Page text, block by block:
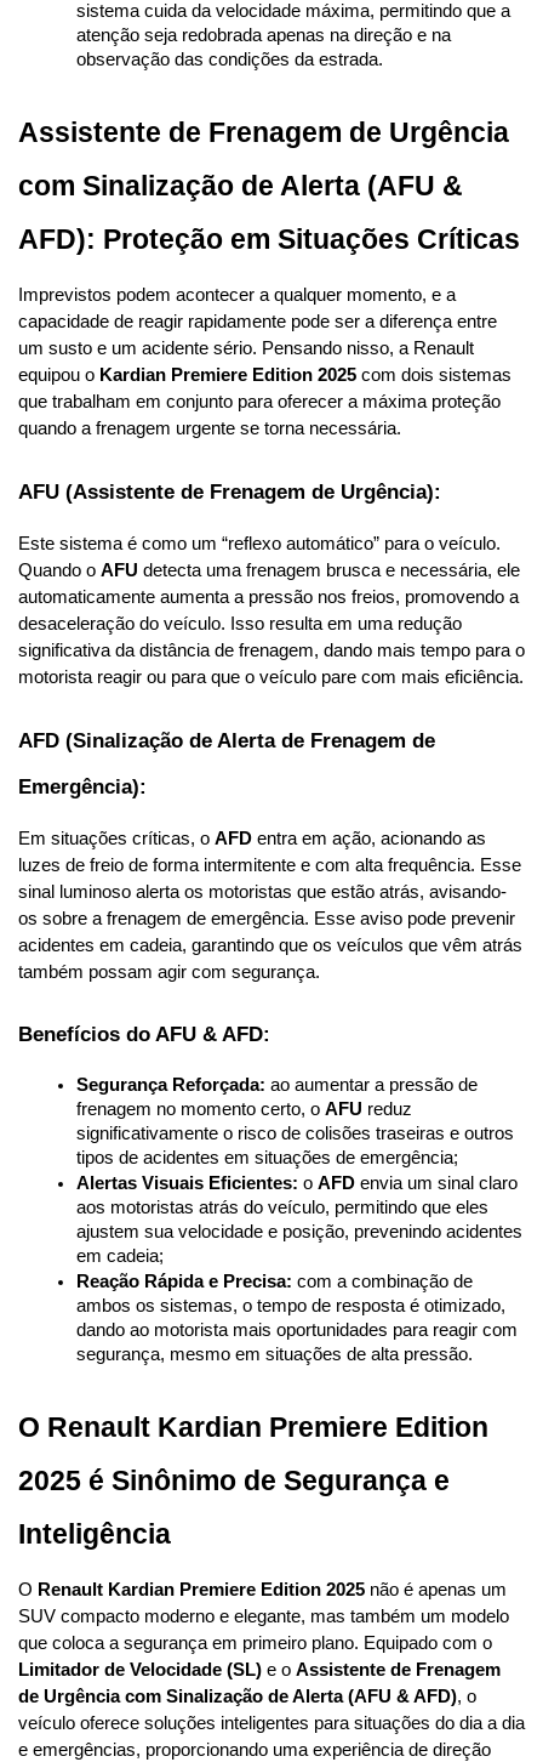
sistema cuida da velocidade máxima, permitindo que a
atenção seja redobrada apenas na direção e na
observação das condições da estrada.
Assistente de Frenagem de Urgência
com Sinalização de Alerta (AFU &
AFD): Proteção em Situações Críticas
Imprevistos podem acontecer a qualquer momento, e a
capacidade de reagir rapidamente pode ser a diferença entre
um susto e um acidente sério. Pensando nisso, a Renault
equipou o Kardian Premiere Edition 2025 com dois sistemas
que trabalham em conjunto para oferecer a máxima proteção
quando a frenagem urgente se torna necessária.
AFU (Assistente de Frenagem de Urgência):
Este sistema é como um “reflexo automático” para o veículo.
Quando o AFU detecta uma frenagem brusca e necessária, ele
automaticamente aumenta a pressão nos freios, promovendo a
desaceleração do veículo. Isso resulta em uma redução
significativa da distância de frenagem, dando mais tempo para o
motorista reagir ou para que o veículo pare com mais eficiência.
AFD (Sinalização de Alerta de Frenagem de
Emergência):
Em situações críticas, o AFD entra em ação, acionando as
luzes de freio de forma intermitente e com alta frequência. Esse
sinal luminoso alerta os motoristas que estão atrás, avisando-
os sobre a frenagem de emergência. Esse aviso pode prevenir
acidentes em cadeia, garantindo que os veículos que vêm atrás
também possam agir com segurança.
Benefícios do AFU & AFD:
Segurança Reforçada: ao aumentar a pressão de
frenagem no momento certo, o AFU reduz
significativamente o risco de colisões traseiras e outros
tipos de acidentes em situações de emergência;
Alertas Visuais Eficientes: o AFD envia um sinal claro
aos motoristas atrás do veículo, permitindo que eles
ajustem sua velocidade e posição, prevenindo acidentes
em cadeia;
Reação Rápida e Precisa: com a combinação de
ambos os sistemas, o tempo de resposta é otimizado,
dando ao motorista mais oportunidades para reagir com
segurança, mesmo em situações de alta pressão.
O Renault Kardian Premiere Edition
2025 é Sinônimo de Segurança e
Inteligência
O Renault Kardian Premiere Edition 2025 não é apenas um
SUV compacto moderno e elegante, mas também um modelo
Limitador de Velocidade (SL) e o Assistente de Frenagem
de Urgência com Sinalização de Alerta (AFU & AFD), o
veículo oferece soluções inteligentes para situações do dia a dia
e emergências, proporcionando uma experiência de direção